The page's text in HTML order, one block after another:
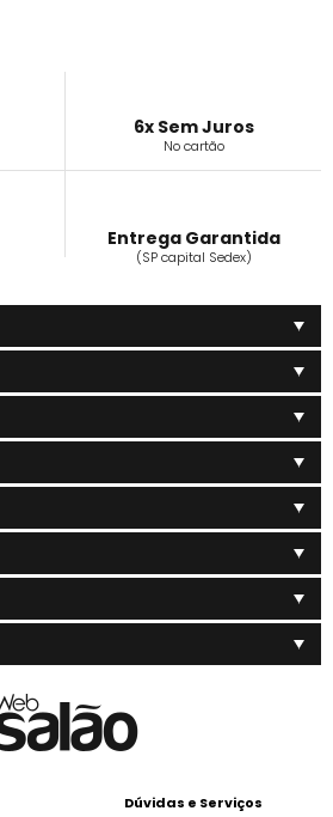
6x Sem Juros
No cartão
Entrega Garantida
(SP capital Sedex)
Dúvidas e Serviços